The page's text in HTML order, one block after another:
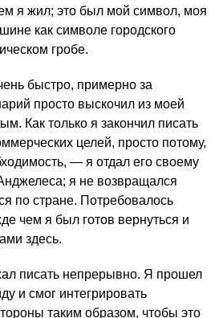
я жил; это был мой символ, моя
как символе городского
гробе.
быстро, примерно за
просто выскочил из моей
Как только я закончил писать
целей, просто потому,
— я отдал его своему
я не возвращался
по стране. Потребовалось
чем я был готов вернуться и
здесь.
писать непрерывно. Я прошел
и смог интегрировать
таким образом, чтобы это